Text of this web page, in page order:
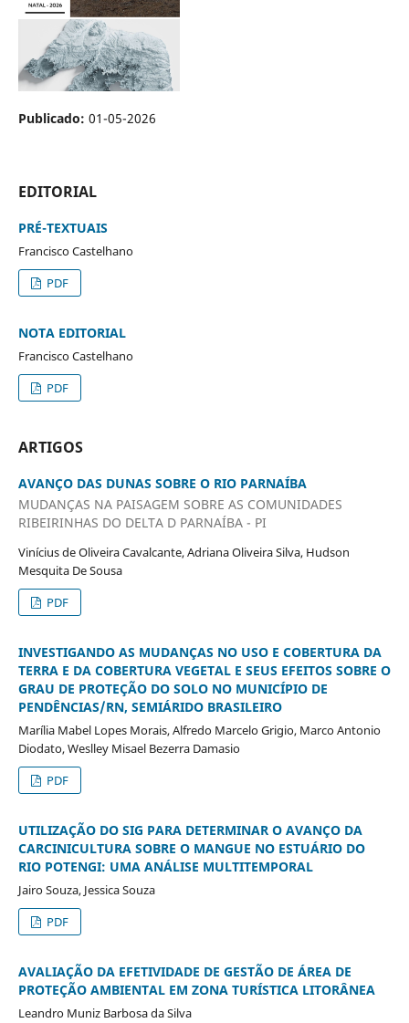
Publicado: 01-05-2026
EDITORIAL
PRÉ-TEXTUAIS
Francisco Castelhano
PDF
NOTA EDITORIAL
Francisco Castelhano
PDF
ARTIGOS
AVANÇO DAS DUNAS SOBRE O RIO PARNAÍBA
MUDANÇAS NA PAISAGEM SOBRE AS COMUNIDADES
RIBEIRINHAS DO DELTA D PARNAÍBA - PI
Vinícius de Oliveira Cavalcante, Adriana Oliveira Silva, Hudson
Mesquita De Sousa
PDF
INVESTIGANDO AS MUDANÇAS NO USO E COBERTURA DA
TERRA E DA COBERTURA VEGETAL E SEUS EFEITOS SOBRE O
GRAU DE PROTEÇÃO DO SOLO NO MUNICÍPIO DE
PENDÊNCIAS/RN, SEMIÁRIDO BRASILEIRO
Marília Mabel Lopes Morais, Alfredo Marcelo Grigio, Marco Antonio
Diodato, Weslley Misael Bezerra Damasio
PDF
UTILIZAÇÃO DO SIG PARA DETERMINAR O AVANÇO DA
CARCINICULTURA SOBRE O MANGUE NO ESTUÁRIO DO
RIO POTENGI: UMA ANÁLISE MULTITEMPORAL
Jairo Souza, Jessica Souza
PDF
AVALIAÇÃO DA EFETIVIDADE DE GESTÃO DE ÁREA DE
PROTEÇÃO AMBIENTAL EM ZONA TURÍSTICA LITORÂNEA
Leandro Muniz Barbosa da Silva